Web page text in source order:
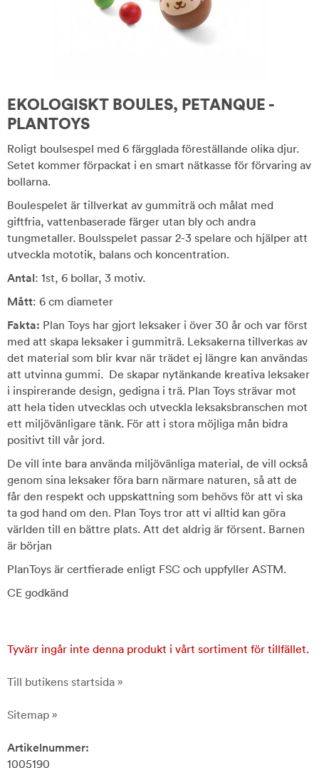
EKOLOGISKT BOULES, PETANQUE -
PLANTOYS
Roligt boulsespel med 6 färgglada föreställande olika djur.
Setet kommer förpackat i en smart nätkasse för förvaring av
bollarna.
Boulespelet är tillverkat av gummiträ och målat med
giftfria, vattenbaserade färger utan bly och andra
tungmetaller. Boulsspelet passar 2-3 spelare och hjälper att
utveckla mototik, balans och koncentration.
Antal: 1st, 6 bollar, 3 motiv.
Mått: 6 cm diameter
Fakta: Plan Toys har gjort leksaker i över 30 år och var först
med att skapa leksaker i gummiträ. Leksakerna tillverkas av
det material som blir kvar när trädet ej längre kan användas
att utvinna gummi. De skapar nytänkande kreativa leksaker
i inspirerande design, gedigna i trä. Plan Toys strävar mot
att hela tiden utvecklas och utveckla leksaksbranschen mot
ett miljövänligare tänk. För att i stora möjliga mån bidra
positivt till vår jord.
De vill inte bara använda miljövänliga material, de vill också
genom sina leksaker föra barn närmare naturen, så att de
får den respekt och uppskattning som behövs för att vi ska
ta god hand om den. Plan Toys tror att vi alltid kan göra
världen till en bättre plats. Att det aldrig är försent. Barnen
är början
PlanToys är certfierade enligt FSC och uppfyller ASTM.
CE godkänd
Tyvärr ingår inte denna produkt i vårt sortiment för tillfället.
Till butikens startsida »
Sitemap »
Artikelnummer:
1005190